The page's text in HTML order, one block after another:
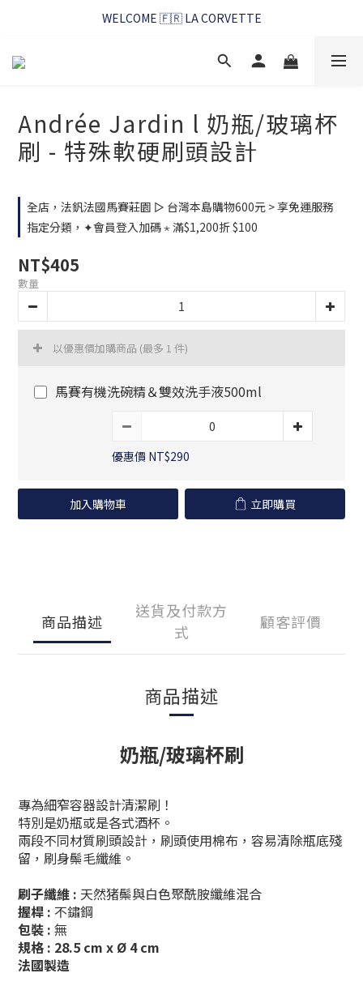
WELCOME 🇫🇷 LA CORVETTE
WELCOME 🇫🇷 LA CORVETTE
馬賽好友季~純淨清潔的相伴
Andrée Jardin l 奶瓶/玻璃杯
刷 - 特殊軟硬刷頭設計
全店，法釩法國馬賽莊園 ▻ 台灣本島購物600元 > 享免運服務
指定分類，✦會員登入加碼 ⋆ 滿$1,200折 $100
NT$405
數量
以優惠價加購商品 (最多 1 件)
馬賽有機洗碗精＆雙效洗手液500ml
優惠價 NT$290
加入購物車 立即購買
商品描述
送貨及付款方
式
顧客評價
商品描述
奶瓶/玻璃杯刷
專為細窄容器設計清潔刷！
特別是奶瓶或是各式酒杯。
兩段不同材質刷頭設計，刷頭使用棉布，容易清除瓶底殘
留，刷身鬃毛纖維。
刷子纖維 : 天然猪鬃與白色聚酰胺纖維混合
握桿 : 不鏽鋼
包裝 : 無
規格 : 28.5 cm x Ø 4 cm
法國製造